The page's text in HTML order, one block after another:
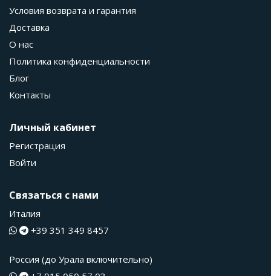
Условия возврата и гарантия
Доставка
О нас
Политика конфиденциальности
Блог
Контакты
Личный кабинет
Регистрация
Войти
Связаться с нами
Италия
+39 351 349 8457
Россия (до Урала включительно)